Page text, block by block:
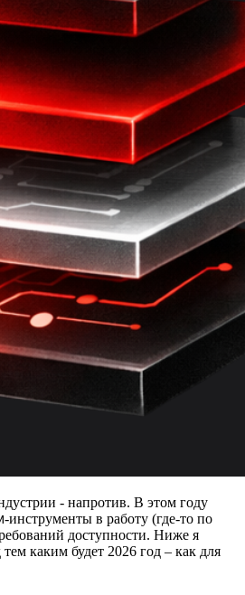
- напротив. В этом году
-инструменты в работу (где-то по
доступности. Ниже я
каким будет 2026 год – как для